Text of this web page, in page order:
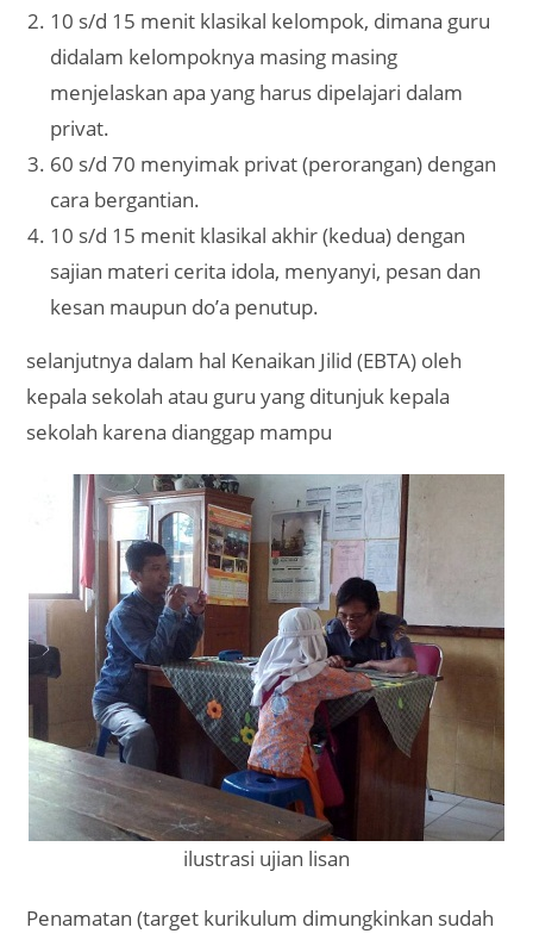
10 s/d 15 menit klasikal kelompok, dimana guru
didalam kelompoknya masing masing
menjelaskan apa yang harus dipelajari dalam
privat.
60 s/d 70 menyimak privat (perorangan) dengan
cara bergantian.
10 s/d 15 menit klasikal akhir (kedua) dengan
sajian materi cerita idola, menyanyi, pesan dan
kesan maupun do’a penutup.
selanjutnya dalam hal Kenaikan Jilid (EBTA) oleh
kepala sekolah atau guru yang ditunjuk kepala
sekolah karena dianggap mampu
ilustrasi ujian lisan
Penamatan (target kurikulum dimungkinkan sudah